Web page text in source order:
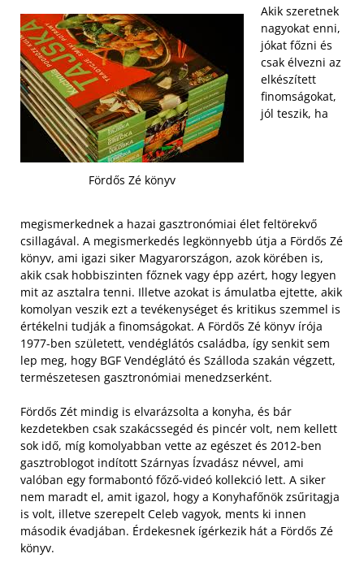
Fördős Zé könyv
Akik szeretnek
nagyokat enni,
jókat főzni és
csak élvezni az
elkészített
finomságokat,
jól teszik, ha
megismerkednek a hazai gasztronómiai élet feltörekvő
csillagával. A megismerkedés legkönnyebb útja a Fördős Zé
könyv, ami igazi siker Magyarországon, azok körében is,
akik csak hobbiszinten főznek vagy épp azért, hogy legyen
mit az asztalra tenni. Illetve azokat is ámulatba ejtette, akik
komolyan veszik ezt a tevékenységet és kritikus szemmel is
értékelni tudják a finomságokat. A Fördős Zé könyv írója
1977-ben született, vendéglátós családba, így senkit sem
lep meg, hogy BGF Vendéglátó és Szálloda szakán végzett,
természetesen gasztronómiai menedzserként.
Fördős Zét mindig is elvarázsolta a konyha, és bár
kezdetekben csak szakácssegéd és pincér volt, nem kellett
sok idő, míg komolyabban vette az egészet és 2012-ben
gasztroblogot indított Szárnyas Ízvadász névvel, ami
valóban egy formabontó főző-videó kollekció lett. A siker
nem maradt el, amit igazol, hogy a Konyhafőnök zsűritagja
is volt, illetve szerepelt Celeb vagyok, ments ki innen
második évadjában. Érdekesnek ígérkezik hát a Fördős Zé
könyv.